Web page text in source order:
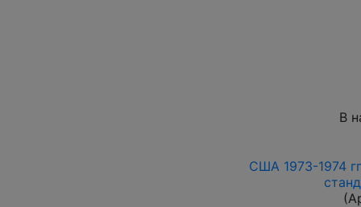
В
США 1973-1974